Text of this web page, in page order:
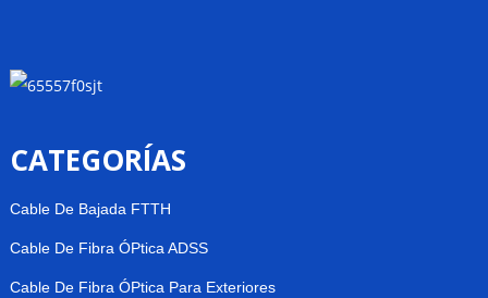
CATEGORÍAS
Cable De Bajada FTTH
Cable De Fibra ÓPtica ADSS
Cable De Fibra ÓPtica Para Exteriores